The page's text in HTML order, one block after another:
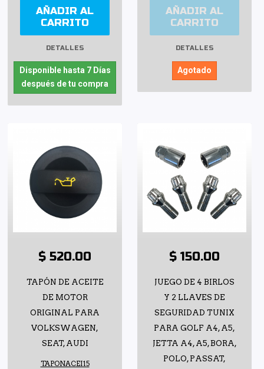
AÑADIR AL
CARRITO
DETALLES
Disponible hasta 7 Días
después de tu compra
AÑADIR AL
CARRITO
DETALLES
Agotado
$ 520.00
TAPÓN DE ACEITE
DE MOTOR
ORIGINAL PARA
VOLKSWAGEN,
SEAT, AUDI
TAPONACEI15
$ 150.00
JUEGO DE 4 BIRLOS
Y 2 LLAVES DE
SEGURIDAD TUNIX
PARA GOLF A4, A5,
JETTA A4, A5, BORA,
POLO, PASSAT,